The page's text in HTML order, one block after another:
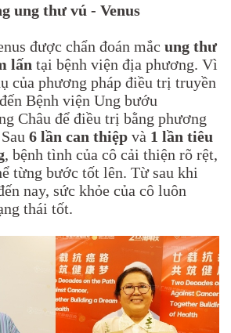
ung thư vú - Venus
được chẩn đoán mắc ung thư
lấn tại bệnh viện địa phương. Vì
của phương pháp điều trị truyền
Bệnh viện Ung bướu
Châu để điều trị bằng phương
6 lần can thiệp và 1 lần tiêu
, bệnh tình của cô cải thiện rõ rệt,
từng bước tốt lên. Từ sau khi
nay, sức khỏe của cô luôn
thái tốt.